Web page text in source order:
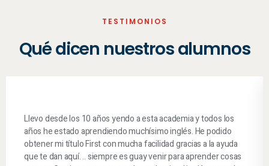
TESTIMONIOS
Qué dicen nuestros alumnos
Llevo desde los 10 años yendo a esta academia y todos los
años he estado aprendiendo muchísimo inglés. He podido
obtener mi título First con mucha facilidad gracias a la ayuda
que te dan aquí. .. siempre es guay venir para aprender cosas